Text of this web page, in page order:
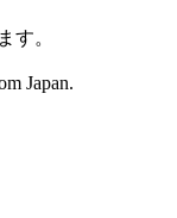
す。
Japan.